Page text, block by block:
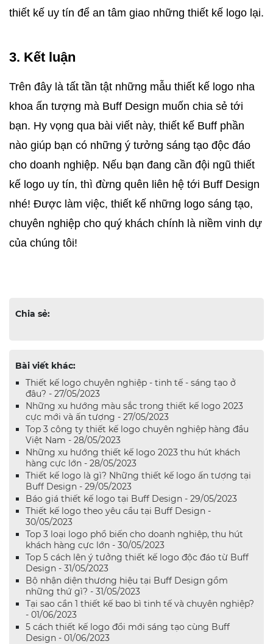
thiết kế uy tín để an tâm giao những thiết kế logo lại.
3. Kết luận
Trên đây là tất tần tật những mẫu thiết kế logo nha
khoa ấn tượng mà Buff Design muốn chia sẻ tới
bạn. Hy vọng qua bài viết này, thiết kế Buff phần
nào giúp bạn có những ý tưởng sáng tạo độc đáo
cho doanh nghiệp. Nếu bạn đang cần đội ngũ thiết
kế logo uy tín, thì đừng quên liên hệ tới Buff Design
nhé! Được làm việc, thiết kế những logo sáng tạo,
chuyên nghiệp cho quý khách chính là niềm vinh dự
của chúng tôi!
Chia sẻ:
Bài viết khác:
Thiết kế logo chuyên nghiệp - tinh tế - sáng tạo ở
đâu? - 27/05/2023
Những xu hướng màu sắc trong thiết kế logo 2023
cực mới và ấn tượng - 27/05/2023
Top 3 công ty thiết kế logo chuyên nghiệp hàng đầu
Việt Nam - 28/05/2023
Những xu hướng thiết kế logo 2023 thu hút khách
hàng cực lớn - 28/05/2023
Thiết kế logo là gì? Những thiết kế logo ấn tượng tại
Buff Design - 29/05/2023
Báo giá thiết kế logo tại Buff Design - 29/05/2023
Thiết kế logo theo yêu cầu tại Buff Design -
30/05/2023
Top 3 loại logo phổ biến cho doanh nghiệp, thu hút
khách hàng cực lớn - 30/05/2023
Top 5 cách lên ý tưởng thiết kế logo độc đáo từ Buff
Design - 31/05/2023
Bộ nhận diện thương hiệu tại Buff Design gồm
những thứ gì? - 31/05/2023
Tại sao cần 1 thiết kế bao bì tinh tế và chuyên nghiệp?
- 01/06/2023
5 cách thiết kế logo đổi mới sáng tạo cùng Buff
Design - 01/06/2023